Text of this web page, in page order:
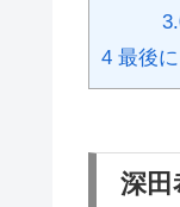
4 最後に
深田